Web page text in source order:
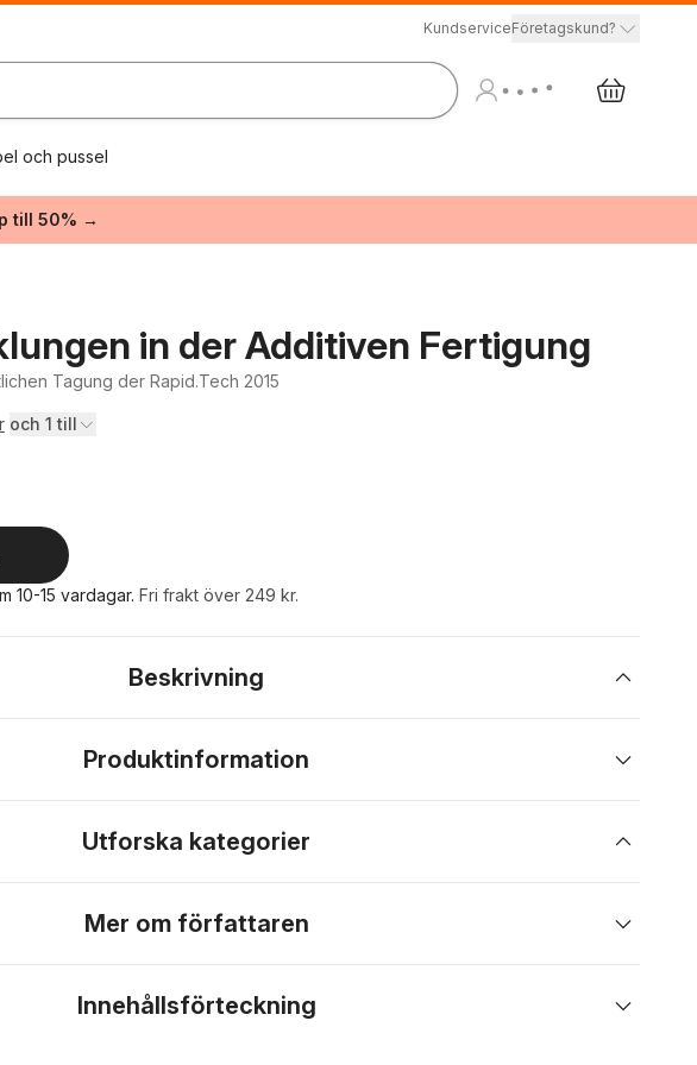
KundserviceFöretagskund?
och pussel
till 50% →
in der Additiven Fertigung
Tagung der Rapid.Tech 2015
och 1 till
10-15 vardagar. Fri frakt över 249 kr.
Beskrivning
Produktinformation
Utforska kategorier
Mer om författaren
Innehållsförteckning